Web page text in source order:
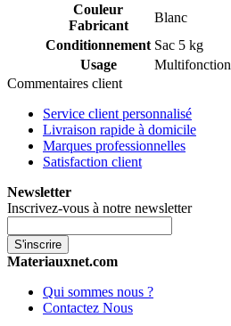
Couleur
Fabricant
Blanc
Conditionnement Sac 5 kg
Usage
Multifonction
Commentaires client
Service client personnalisé
Livraison rapide à domicile
Marques professionnelles
Satisfaction client
Newsletter
Inscrivez-vous à notre newsletter
S'inscrire
Materiauxnet.com
Qui sommes nous ?
Contactez Nous